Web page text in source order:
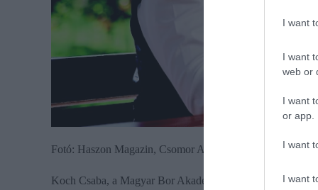
I want
I want
web or
I want
or app.
I want
I want
Fotó: Haszon Magazin, Csomor Alexander
Koch Csaba, a Magyar Bor Akadémia elnöke